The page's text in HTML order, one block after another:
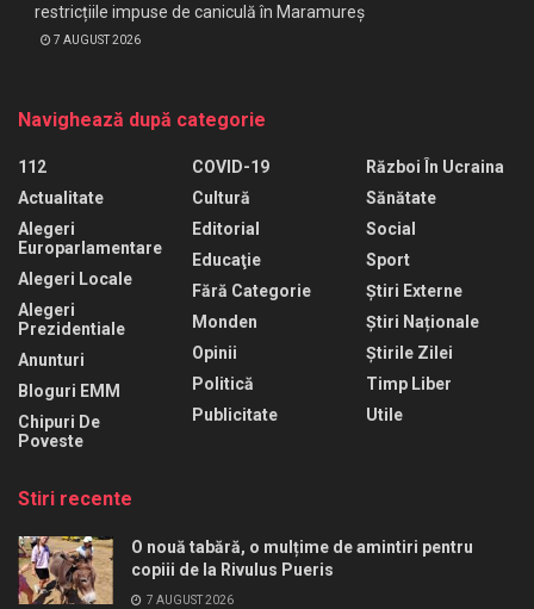
restricțiile impuse de caniculă în Maramureș
7 AUGUST 2026
Navighează după categorie
112
Actualitate
Alegeri
Europarlamentare
Alegeri Locale
Alegeri
Prezidentiale
Anunturi
Bloguri EMM
Chipuri De
Poveste
COVID-19
Cultură
Editorial
Educaţie
Fără Categorie
Monden
Opinii
Politică
Publicitate
Război În Ucraina
Sănătate
Social
Sport
Știri Externe
Știri Naționale
Știrile Zilei
Timp Liber
Utile
Stiri recente
O nouă tabără, o mulțime de amintiri pentru
copiii de la Rivulus Pueris
7 AUGUST 2026